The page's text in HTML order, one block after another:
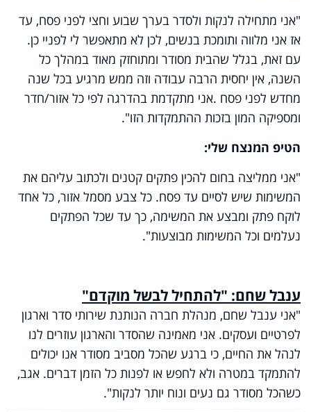
"אני מתחילה לנקות ולסדר בערך שבוע וחצי לפני פסח, עד
אז אני מלווה ותומכת בנשים, לכן לא מתאפשר לי לפניי כן.
עם זאת, בגלל שהבית מסודר ומתוחזק מאוד במהלך כל
השנה, אין יחסית הרבה עבודה וזה ממש מרגיע בכל שנה
מחדש לפני פסח .אני מתקדמת בהדרגה לפי כל אזור/חדר
ומספיקה המון בזכות ההתמקדות הזו".
הטיפ המנצח שלי:
"אני ממליצה בחום להכין פתקים קטנים ולכתוב עליהם את
המשימות שיש לסיים עד פסח. כל צבע מסמל אזור, כל אחד
לוקח פתק ומבצע את המשימה, כך עד שכל הפתקים
נעלמים וכל המשימות מבוצעות".
ענבל שחם: "להתחיל לבשל מוקדם"
"אני ענבל שחם, מנהלת חברה הנותנת שירותי סדר וארגון
לפרטיים ועסקים. אני מאמינה שהסדר והארגון עוזרים לנו
לנהל את החיים, כי ברגע שהכל מסביב מסודר אנו יכולים
להתמקד במטרה ולא לחפש או לפנות כל הזמן דברים. אגב,
כשהכל מסודר גם נעים ונוח יותר לנקות".